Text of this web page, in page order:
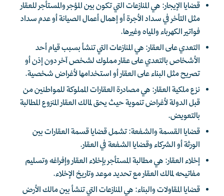
قضايا الإيجار: هي المنازعات التي تكون بين المؤجر والمستأجر للعقار
مثل التأخر في سداد الأجرة أو إهمال أعمال الصيانة أو عدم سداد
فواتير الكهرباء والمياه وغيرها.
التعدي على العقار: هي المنازعات التي تنشأ بسبب قيام أحد
الأشخاص بالتعدي على عقار مملوك لشخص آخر دون إذن أو
تصريح مثل البناء على العقار أو استخدامها لأغراض شخصية.
نزع ملكية العقار: هي مصادرة العقارات المملوكة للمواطنين من
قبل الدولة لأغراض تنموية حيث يحق لمالك العقار المنزوع المطالبة
بالتعويض.
قضايا القسمة والشفعة: تشمل قضايا قسمة العقارات بين
الورثة أو الشركاء وقضايا الشفعة في العقار.
إخلاء العقار: هي مطالبة المستأجر بإخلاء العقار وإفراغه وتسليم
مفاتيحه لمالك العقار مع تحديد موعد وتاريخ الإخلاء.
قضايا المقاولات والبناء: هي المنازعات التي تنشأ بين مالك الأرض